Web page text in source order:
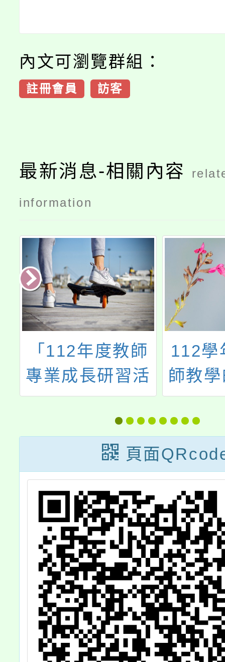
內文可瀏覽群組：
註冊會員 訪客
最新消息-相關內容
information
「112年度教師
專業成長研習活
動實施計畫-夢的
N次方多元工作
坊(花蓮場)」
112學
師教
分組
階培
頁面